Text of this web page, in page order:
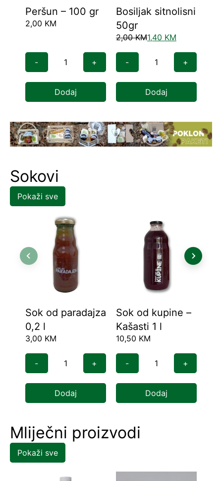
Peršun – 100 gr
2,00 KM
- +
Dodaj
Bosiljak sitnolisni
50gr
2,00KM1,40 KM
- +
Dodaj
Sokovi
Pokaži sve
Sok od paradajza
0,2 l
3,00 KM
- +
Dodaj
Sok od kupine –
Kašasti 1 l
10,50 KM
- +
Dodaj
Mliječni proizvodi
Pokaži sve